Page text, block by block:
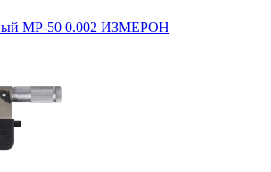
МР-50 0.002 ИЗМЕРОН